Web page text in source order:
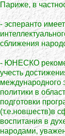
Париже, в
- эсперанто
сближения
- ЮНЕСКО
учесть
международного
политики в
подготовки
(т.е.новшеств)в
воспитания в
народами,